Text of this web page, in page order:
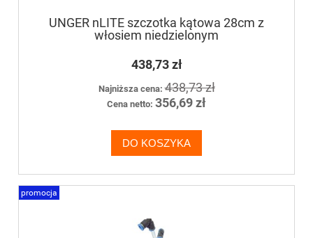
UNGER nLITE szczotka kątowa 28cm z
włosiem niedzielonym
438,73 zł
Najniższa cena:438,73 zł
Cena netto: 356,69 zł
DO KOSZYKA
promocja